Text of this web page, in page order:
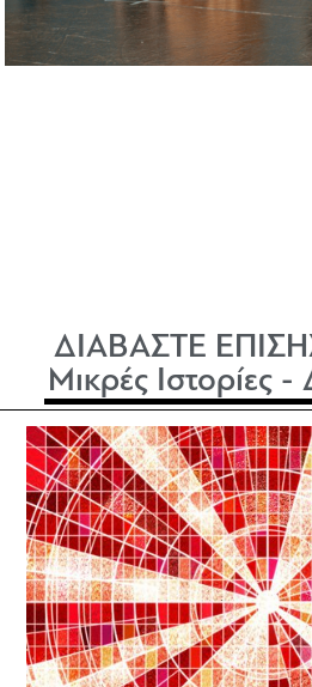
ΔΙΑΒΑΣΤΕ
Μικρές Ιστορίες -